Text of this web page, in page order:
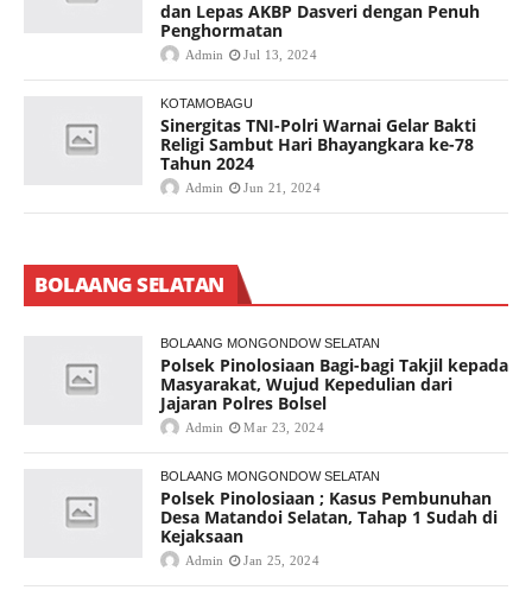
dan Lepas AKBP Dasveri dengan Penuh
Penghormatan
Admin Jul 13, 2024
KOTAMOBAGU
Sinergitas TNI-Polri Warnai Gelar Bakti
Religi Sambut Hari Bhayangkara ke-78
Tahun 2024
Admin Jun 21, 2024
BOLAANG SELATAN
BOLAANG MONGONDOW SELATAN
Polsek Pinolosiaan Bagi-bagi Takjil kepada
Masyarakat, Wujud Kepedulian dari
Jajaran Polres Bolsel
Admin Mar 23, 2024
BOLAANG MONGONDOW SELATAN
Polsek Pinolosiaan ; Kasus Pembunuhan
Desa Matandoi Selatan, Tahap 1 Sudah di
Kejaksaan
Admin Jan 25, 2024